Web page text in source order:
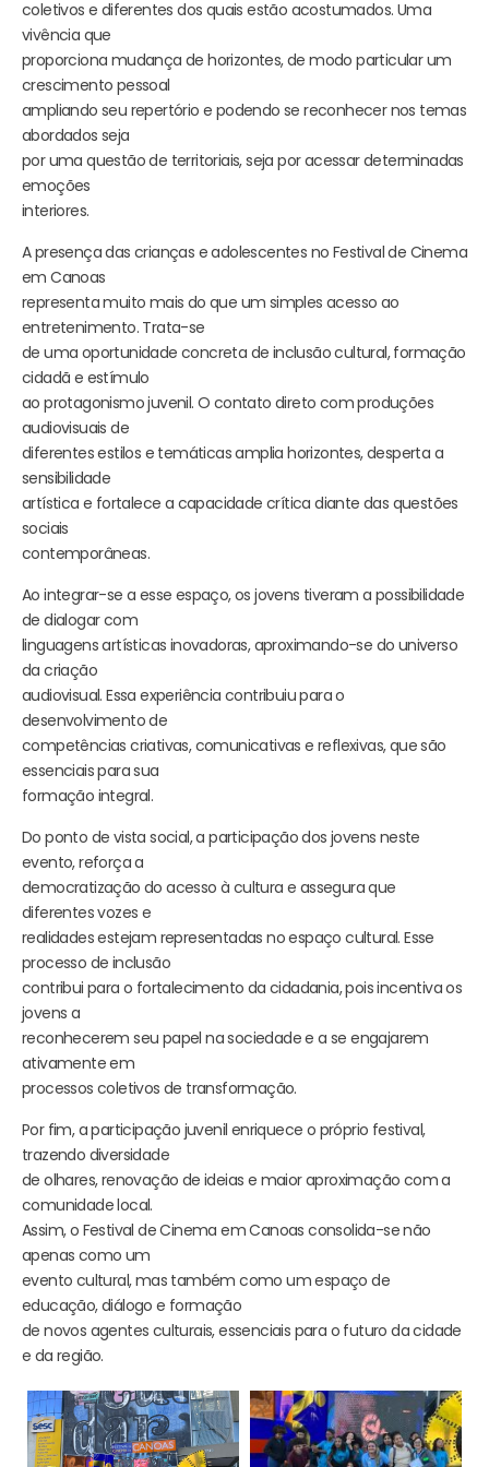
coletivos e diferentes dos quais estão acostumados. Uma
vivência que
proporciona mudança de horizontes, de modo particular um
crescimento pessoal
ampliando seu repertório e podendo se reconhecer nos temas
abordados seja
por uma questão de territoriais, seja por acessar determinadas
emoções
interiores.
A presença das crianças e adolescentes no Festival de Cinema
em Canoas
representa muito mais do que um simples acesso ao
entretenimento. Trata-se
de uma oportunidade concreta de inclusão cultural, formação
cidadã e estímulo
ao protagonismo juvenil. O contato direto com produções
audiovisuais de
diferentes estilos e temáticas amplia horizontes, desperta a
sensibilidade
artística e fortalece a capacidade crítica diante das questões
sociais
contemporâneas.
Ao integrar-se a esse espaço, os jovens tiveram a possibilidade
de dialogar com
linguagens artísticas inovadoras, aproximando-se do universo
da criação
audiovisual. Essa experiência contribuiu para o
desenvolvimento de
competências criativas, comunicativas e reflexivas, que são
essenciais para sua
formação integral.
Do ponto de vista social, a participação dos jovens neste
evento, reforça a
democratização do acesso à cultura e assegura que
diferentes vozes e
realidades estejam representadas no espaço cultural. Esse
processo de inclusão
contribui para o fortalecimento da cidadania, pois incentiva os
jovens a
reconhecerem seu papel na sociedade e a se engajarem
ativamente em
processos coletivos de transformação.
Por fim, a participação juvenil enriquece o próprio festival,
trazendo diversidade
de olhares, renovação de ideias e maior aproximação com a
comunidade local.
Assim, o Festival de Cinema em Canoas consolida-se não
apenas como um
evento cultural, mas também como um espaço de
educação, diálogo e formação
de novos agentes culturais, essenciais para o futuro da cidade
e da região.